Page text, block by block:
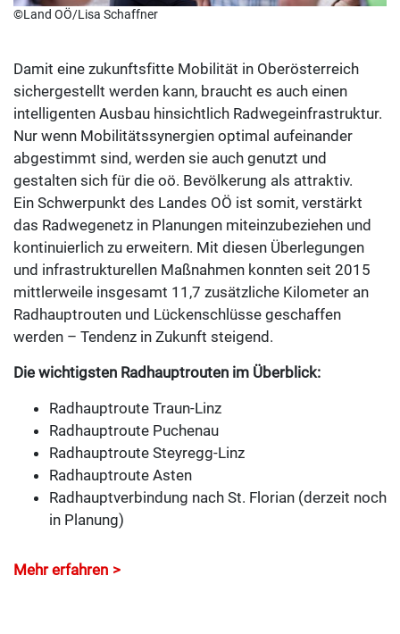
©Land OÖ/Lisa Schaffner
Damit eine zukunftsfitte Mobilität in Oberösterreich
sichergestellt werden kann, braucht es auch einen
intelligenten Ausbau hinsichtlich Radwegeinfrastruktur.
Nur wenn Mobilitätssynergien optimal aufeinander
abgestimmt sind, werden sie auch genutzt und
gestalten sich für die oö. Bevölkerung als attraktiv.
Ein Schwerpunkt des Landes OÖ ist somit, verstärkt
das Radwegenetz in Planungen miteinzubeziehen und
kontinuierlich zu erweitern. Mit diesen Überlegungen
und infrastrukturellen Maßnahmen konnten seit 2015
mittlerweile insgesamt 11,7 zusätzliche Kilometer an
Radhauptrouten und Lückenschlüsse geschaffen
werden – Tendenz in Zukunft steigend.
Die wichtigsten Radhauptrouten im Überblick:
Radhauptroute Traun-Linz
Radhauptroute Puchenau
Radhauptroute Steyregg-Linz
Radhauptroute Asten
Radhauptverbindung nach St. Florian (derzeit noch
in Planung)
Mehr erfahren